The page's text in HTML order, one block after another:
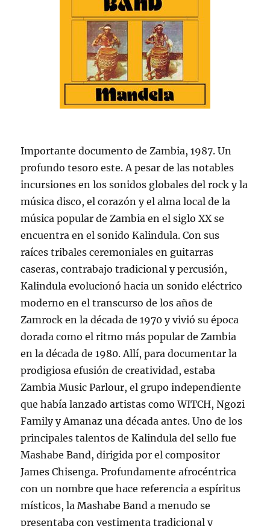
Importante documento de Zambia, 1987. Un
profundo tesoro este. A pesar de las notables
incursiones en los sonidos globales del rock y la
música disco, el corazón y el alma local de la
música popular de Zambia en el siglo XX se
encuentra en el sonido Kalindula. Con sus
raíces tribales ceremoniales en guitarras
caseras, contrabajo tradicional y percusión,
Kalindula evolucionó hacia un sonido eléctrico
moderno en el transcurso de los años de
Zamrock en la década de 1970 y vivió su época
dorada como el ritmo más popular de Zambia
en la década de 1980. Allí, para documentar la
prodigiosa efusión de creatividad, estaba
Zambia Music Parlour, el grupo independiente
que había lanzado artistas como WITCH, Ngozi
Family y Amanaz una década antes. Uno de los
principales talentos de Kalindula del sello fue
Mashabe Band, dirigida por el compositor
James Chisenga. Profundamente afrocéntrica
con un nombre que hace referencia a espíritus
místicos, la Mashabe Band a menudo se
presentaba con vestimenta tradicional y